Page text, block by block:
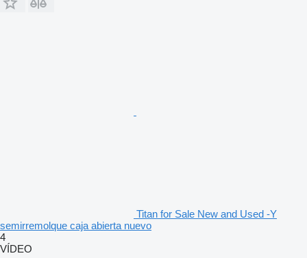
Titan for Sale New and Used -Y
semirremolque caja abierta nuevo
4
VÍDEO